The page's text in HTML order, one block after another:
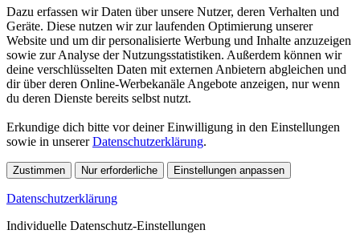
Dazu erfassen wir Daten über unsere Nutzer, deren Verhalten und
Geräte. Diese nutzen wir zur laufenden Optimierung unserer
Website und um dir personalisierte Werbung und Inhalte anzuzeigen
sowie zur Analyse der Nutzungsstatistiken. Außerdem können wir
deine verschlüsselten Daten mit externen Anbietern abgleichen und
dir über deren Online-Werbekanäle Angebote anzeigen, nur wenn
du deren Dienste bereits selbst nutzt.
Erkundige dich bitte vor deiner Einwilligung in den Einstellungen
sowie in unsererDatenschutzerklärung.
Zustimmen Nur erforderliche Einstellungen anpassen
Datenschutzerklärung
Individuelle Datenschutz-Einstellungen